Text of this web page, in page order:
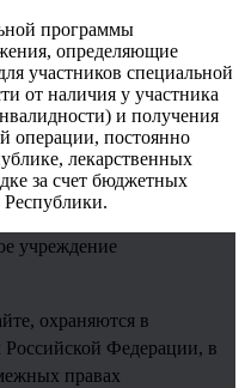
программы
определяющие
участников специальной
от наличия у участника
и получения
операции, постоянно
лекарственных
за счет бюджетных
учреждение
охраняются в
Российской Федерации, в
правах